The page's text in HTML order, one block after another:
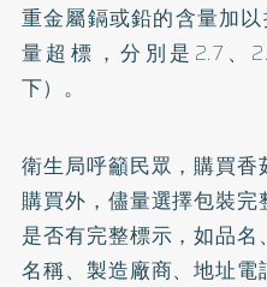
重金屬鎘或鉛的含量加
量超標，分別是2.7、
下）。
衛生局呼籲民眾，購買
購買外，儘量選擇包裝
是否有完整標示，如品
名稱、製造廠商、地址電